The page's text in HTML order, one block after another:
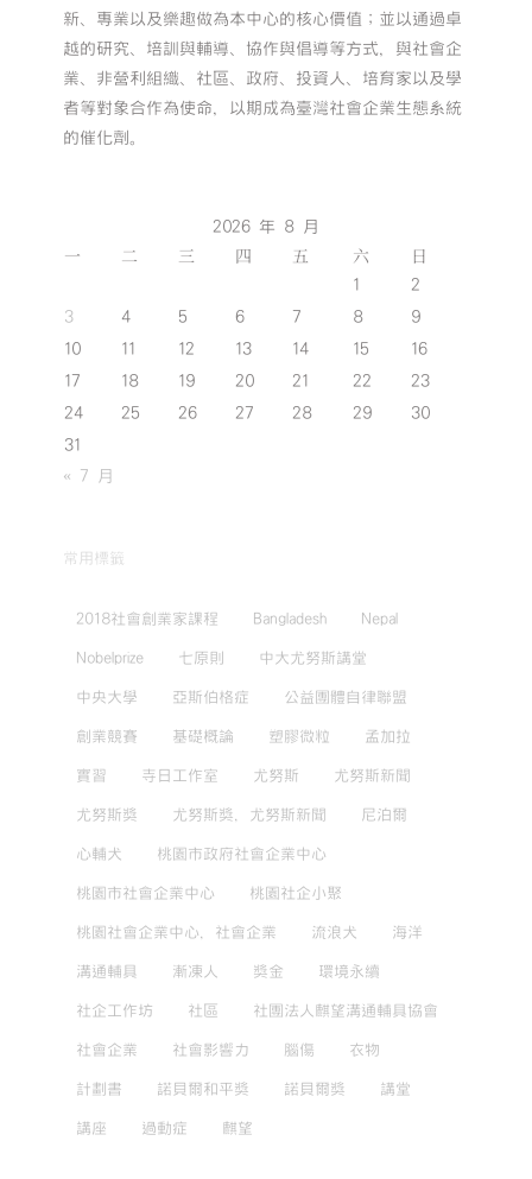
新、專業以及樂趣做為本中心的核心價值；並以通過卓
越的研究、培訓與輔導、協作與倡導等方式，與社會企
業、非營利組織、社區、政府、投資人、培育家以及學
者等對象合作為使命，以期成為臺灣社會企業生態系統
的催化劑。
2026 年 8 月
一 二 三 四 五 六 日
1
2
3
4 5 6 7 8
9
10
11 12 13 14 15
16
17
18 19 20 21 22
23
24
25 26 27 28 29
30
31
« 7 月
常用標籤
2018社會創業家課程 Bangladesh Nepal
Nobelprize 七原則 中大尤努斯講堂
中央大學 亞斯伯格症 公益團體自律聯盟
創業競賽 基礎概論 塑膠微粒 孟加拉
實習 寺日工作室 尤努斯 尤努斯新聞
尤努斯獎 尤努斯獎，尤努斯新聞 尼泊爾
心輔犬 桃園市政府社會企業中心
桃園市社會企業中心 桃園社企小聚
桃園社會企業中心，社會企業 流浪犬 海洋
溝通輔具 漸凍人 獎金 環境永續
社企工作坊 社區 社團法人麒望溝通輔具協會
社會企業 社會影響力 腦傷 衣物
計劃書 諾貝爾和平獎 諾貝爾獎 講堂
講座 過動症 麒望